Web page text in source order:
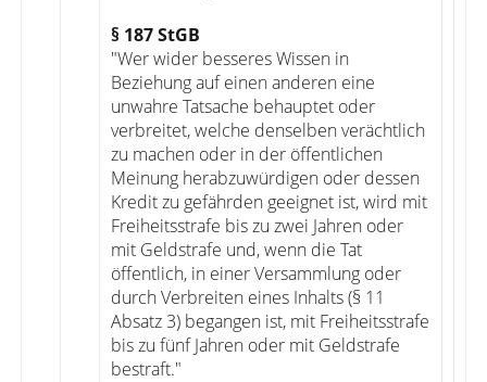
§ 187 StGB
"Wer wider besseres Wissen in
Beziehung auf einen anderen eine
unwahre Tatsache behauptet oder
verbreitet, welche denselben verächtlich
zu machen oder in der öffentlichen
Meinung herabzuwürdigen oder dessen
Kredit zu gefährden geeignet ist, wird mit
Freiheitsstrafe bis zu zwei Jahren oder
mit Geldstrafe und, wenn die Tat
öffentlich, in einer Versammlung oder
durch Verbreiten eines Inhalts (§ 11
Absatz 3) begangen ist, mit Freiheitsstrafe
bis zu fünf Jahren oder mit Geldstrafe
bestraft."